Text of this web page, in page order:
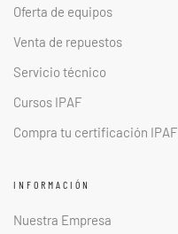
Oferta de equipos
Venta de repuestos
Servicio técnico
Cursos IPAF
Compra tu certificación IPAF
INFORMACIÓN
Nuestra Empresa